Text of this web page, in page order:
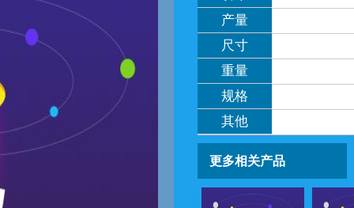
产量
尺寸
重量
规格
其他
更多相关产品